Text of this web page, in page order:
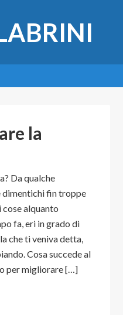
la
Da qualche
dimentichi fin troppe
alquanto
fa, eri in grado di
che ti veniva detta,
Cosa succede al
per migliorare […]